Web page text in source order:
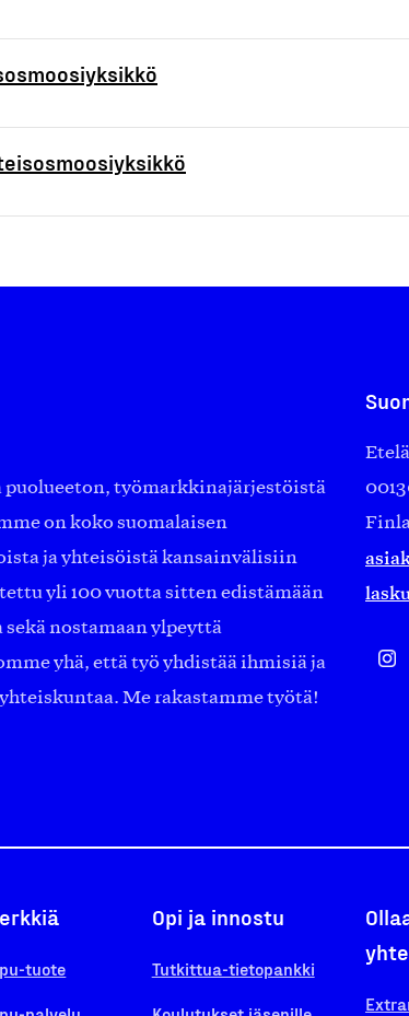
puolueeton, työmarkkinajärjestöistä
on koko suomalaisen
ja yhteisöistä kansainvälisiin
yli 100 vuotta sitten edistämään
nostamaan ylpeyttä
yhä, että työ yhdistää ihmisiä ja
Me rakastamme työtä!
tuote
Opi ja innostu
Tutkittua-tietopankki